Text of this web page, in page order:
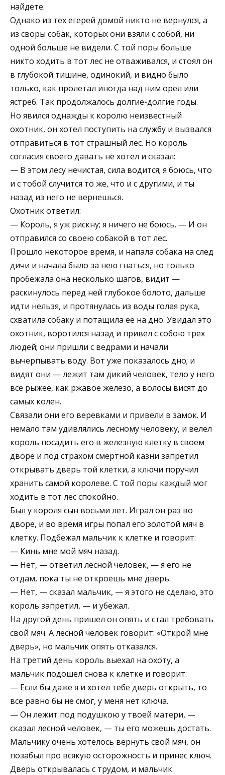
найдете.
Однако из тех егерей домой никто не вернулся, а
из своры собак, которых они взяли с собой, ни
одной больше не видели. С той поры больше
никто ходить в тот лес не отваживался, и стоял он
в глубокой тишине, одинокий, и видно было
только, как пролетал иногда над ним орел или
ястреб. Так продолжалось долгие-долгие годы.
Но явился однажды к королю неизвестный
охотник, он хотел поступить на службу и вызвался
отправиться в тот страшный лес. Но король
согласия своего давать не хотел и сказал:
— В этом лесу нечистая, сила водится; я боюсь, что
и с тобой случится то же, что и с другими, и ты
назад из него не вернешься.
Охотник ответил:
— Король, я уж рискну; я ничего не боюсь. — И он
отправился со своею собакой в тот лес.
Прошло некоторое время, и напала собака на след
дичи и начала было за нею гнаться, но только
пробежала она несколько шагов, видит —
раскинулось перед ней глубокое болото, дальше
идти нельзя, и протянулась из воды голая рука,
схватила собаку и потащила ее на дно. Увидал это
охотник, воротился назад и привел с собою трех
людей; они пришли с ведрами и начали
вычерпывать воду. Вот уже показалось дно; и
видят они — лежит там дикий человек, тело у него
все рыжее, как ржавое железо, а волосы висят до
самых колен.
Связали они его веревками и привели в замок. И
немало там удивлялись лесному человеку, и велел
король посадить его в железную клетку в своем
дворе и под страхом смертной казни запретил
открывать дверь той клетки, а ключи поручил
хранить самой королеве. С той поры каждый мог
ходить в тот лес спокойно.
Был у короля сын восьми лет. Играл он раз во
дворе, и во время игры попал его золотой мяч в
клетку. Подбежал мальчик к клетке и говорит:
— Кинь мне мой мяч назад.
— Нет, — ответил лесной человек, — я его не
отдам, пока ты не откроешь мне дверь.
— Нет, — сказал мальчик, — я этого не сделаю, это
король запретил, — и убежал.
На другой день пришел он опять и стал требовать
свой мяч. А лесной человек говорит: «Открой мне
дверь», но мальчик опять отказался.
На третий день король выехал на охоту, а
мальчик подошел снова к клетке и говорит:
— Если бы даже я и хотел тебе дверь открыть, то
все равно бы не смог, у меня нет ключа.
— Он лежит под подушкою у твоей матери, —
сказал лесной человек, — ты его можешь достать.
Мальчику очень хотелось вернуть свой мяч, он
позабыл про всякую осторожность и принес ключ.
Дверь открывалась с трудом, и мальчик